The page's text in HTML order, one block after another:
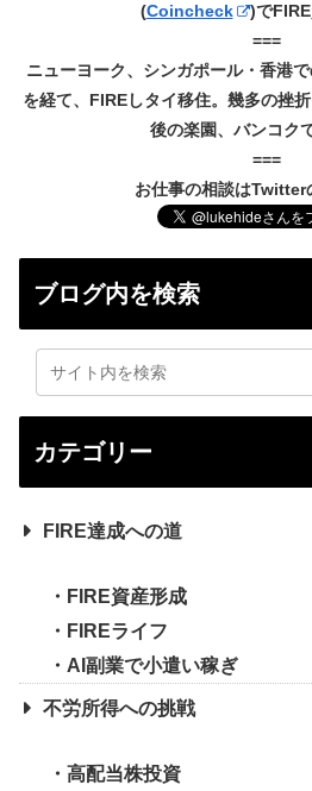
(Coincheck
)でFIRE
===
ニューヨーク、シンガポール・香港
を経て、FIREしタイ移住。幾多の挫
後の楽園、バンコク
===
お仕事の相談はTwitter
ブログ内を検索
カテゴリー
FIRE達成への道
FIRE資産形成
FIREライフ
AI副業で小遣い稼ぎ
不労所得への挑戦
高配当株投資